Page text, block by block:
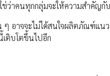
ช่ว่าคนทุกกลุ่มจะให้ความสำคัญ
ๆ อาจจะไม่ได้สนใจผลิตภัณฑ์แ
เติบโตขึ้นไปอีก